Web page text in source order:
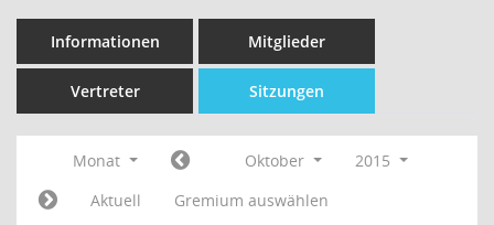
Informationen Mitglieder
Vertreter Sitzungen
Monat Oktober
2015
Aktuell
Gremium auswählen